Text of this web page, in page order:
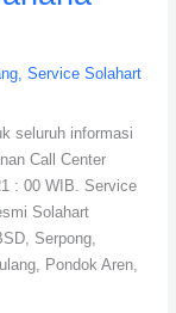
, Service Solahart
seluruh informasi
Call Center
: 00 WIB. Service
Solahart
Serpong,
Pondok Aren,